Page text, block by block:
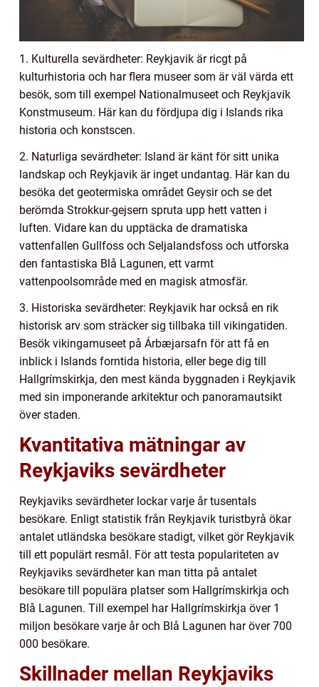
1. Kulturella sevärdheter: Reykjavik är ricgt på
kulturhistoria och har flera museer som är väl värda ett
besök, som till exempel Nationalmuseet och Reykjavik
Konstmuseum. Här kan du fördjupa dig i Islands rika
historia och konstscen.
2. Naturliga sevärdheter: Island är känt för sitt unika
landskap och Reykjavik är inget undantag. Här kan du
besöka det geotermiska området Geysir och se det
berömda Strokkur-gejsern spruta upp hett vatten i
luften. Vidare kan du upptäcka de dramatiska
vattenfallen Gullfoss och Seljalandsfoss och utforska
den fantastiska Blå Lagunen, ett varmt
vattenpoolsområde med en magisk atmosfär.
3. Historiska sevärdheter: Reykjavik har också en rik
historisk arv som sträcker sig tillbaka till vikingatiden.
Besök vikingamuseet på Árbæjarsafn för att få en
inblick i Islands forntida historia, eller bege dig till
Hallgrímskirkja, den mest kända byggnaden i Reykjavik
med sin imponerande arkitektur och panoramautsikt
över staden.
Kvantitativa mätningar av
Reykjaviks sevärdheter
Reykjaviks sevärdheter lockar varje år tusentals
besökare. Enligt statistik från Reykjavik turistbyrå ökar
antalet utländska besökare stadigt, vilket gör Reykjavik
till ett populärt resmål. För att testa populariteten av
Reykjaviks sevärdheter kan man titta på antalet
besökare till populära platser som Hallgrímskirkja och
Blå Lagunen. Till exempel har Hallgrímskirkja över 1
miljon besökare varje år och Blå Lagunen har över 700
000 besökare.
Skillnader mellan Reykjaviks